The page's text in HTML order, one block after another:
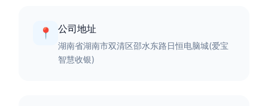
📍 公司地址
湖南省湖南市双清区邵水东路日恒电脑城(爱宝
智慧收银)